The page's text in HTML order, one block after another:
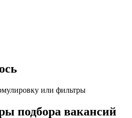
или фильтры
подбора вакансий